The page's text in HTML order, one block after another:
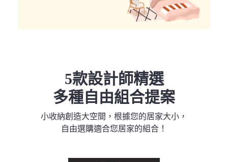
5款設計師精選
多種自由組合提案
小收納創造大空間，根據您的居家大小，
自由選購適合您居家的組合！